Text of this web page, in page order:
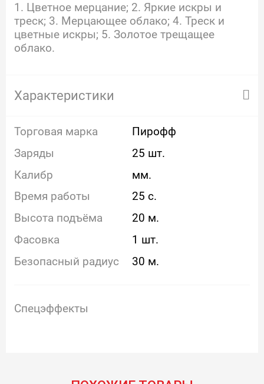
1. Цветное мерцание; 2. Яркие искры и
треск; 3. Мерцающее облако; 4. Треск и
цветные искры; 5. Золотое трещащее
облако.
Характеристики
Торговая марка
Пирофф
Заряды
25 шт.
Калибр
мм.
Время работы
25 с.
Высота подъёма
20 м.
Фасовка
1 шт.
Безопасный радиус
30 м.
Спецэффекты